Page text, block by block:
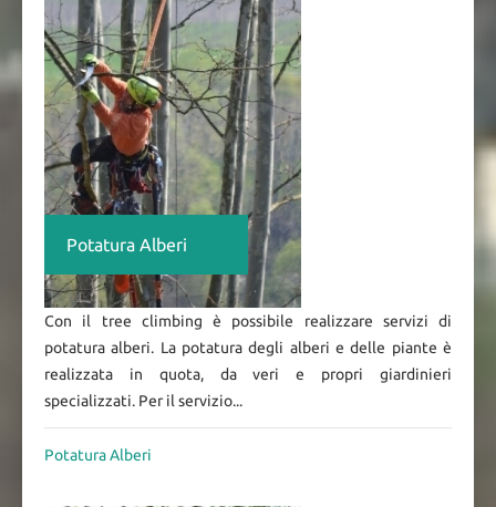
Potatura Alberi
Con il tree climbing è possibile realizzare servizi di
potatura alberi. La potatura degli alberi e delle piante è
realizzata in quota, da veri e propri giardinieri
specializzati. Per il servizio...
Potatura Alberi